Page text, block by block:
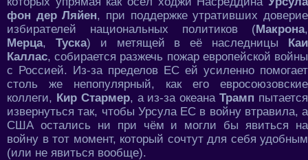
фон дер Ляйен, при поддержке утративших доверие
избирателей национальных политиков (Макрона,
Мерца, Туска) и метящей в её наследницы Каи
Каллас, собирается разжечь пожар европейской войны
с Россией. Из-за пределов ЕС ей усиленно помогает
столь же непопулярный, как его евросоюзовские
коллеги, Кир Стармер, а из-за океанаТрамп пытается
извернуться так, чтобы Урсула ЕС в войну втравила, а
США остались ни при чём и могли бы явиться на
войну в тот момент, который сочтут для себя удобным
(или не явиться вообще).